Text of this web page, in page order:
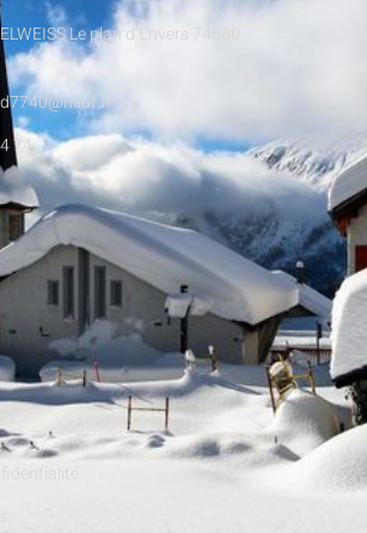
Le plan d’Envers 74660
74